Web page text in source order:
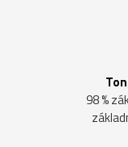
98 %